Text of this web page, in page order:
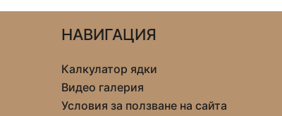
НАВИГАЦИЯ
Калкулатор ядки
Видео галерия
Условия за ползване на сайта